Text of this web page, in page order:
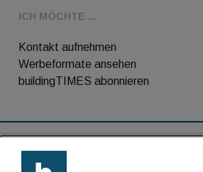
ICH MÖCHTE ...
Kontakt aufnehmen
Werbeformate ansehen
buildingTIMES abonnieren